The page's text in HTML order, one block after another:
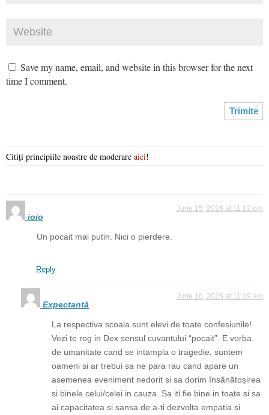
Save my name, email, and website in this browser for the next
time I comment.
Citiți principiile noastre de moderare aici!
ioio
June 15, 2026 at 11:12 pm
Un pocait mai putin. Nici o pierdere.
Reply
Expectantă
June 16, 2026 at 11:39 am
La respectiva scoala sunt elevi de toate confesiunile!
Vezi te rog in Dex sensul cuvantului “pocait”. E vorba
de umanitate cand se intampla o tragedie, suntem
oameni si ar trebui sa ne para rau cand apare un
asemenea eveniment nedorit si sa dorim însănătoșirea
si binele celui/celei in cauza. Sa iti fie bine in toate si sa
ai capacitatea si sansa de a-ti dezvolta empatia si